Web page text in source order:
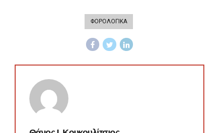
ΦΟΡΟΛΟΓΙΚΑ